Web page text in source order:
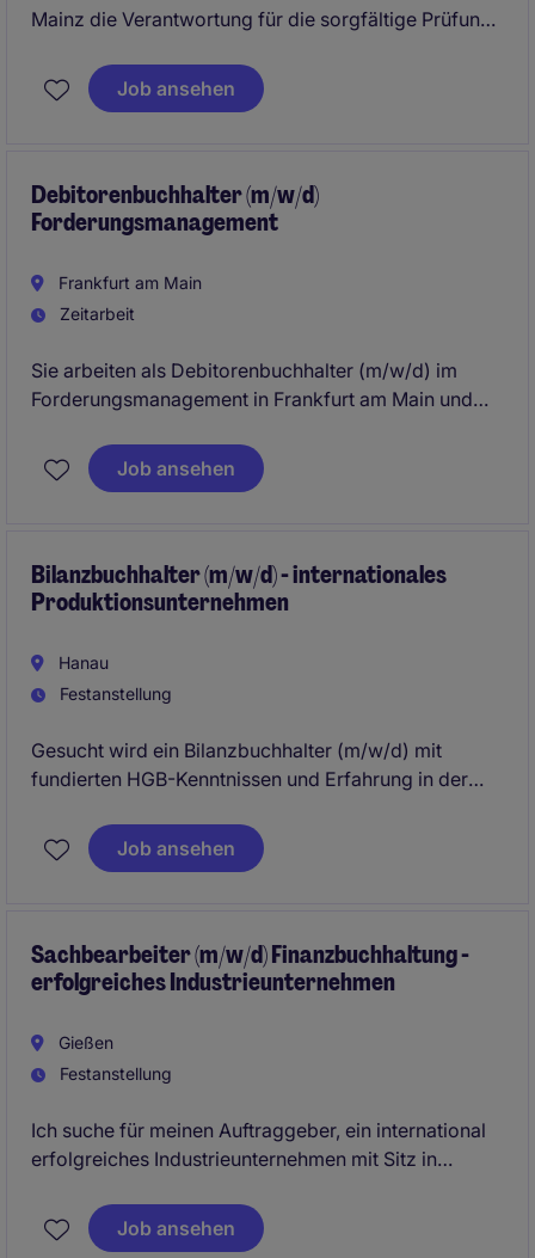
Mainz die Verantwortung für die sorgfältige Prüfung
tragen Sie zur reibungslosen Abwicklung der
Kreditorenbuchhaltung im Bereich Business Services
Job ansehen
Debitorenbuchhalter (m/w/d)
Forderungsmanagement
Frankfurt am Main
Zeitarbeit
Sie arbeiten als Debitorenbuchhalter (m/w/d) im
Forderungsmanagement in Frankfurt am Main und
von Zahlungseingängen. Ihre Aufgabe ist es, die
finanzielle Stabilität des Unternehmens durch ein
Job ansehen
Bilanzbuchhalter (m/w/d) - internationales
Produktionsunternehmen
Hanau
Festanstellung
Gesucht wird ein Bilanzbuchhalter (m/w/d) mit
fundierten HGB-Kenntnissen und Erfahrung in der
geprägten Technologieumfeld langfristig
weiterentwickeln möchte. Ideal für Fachkräfte, die
Job ansehen
Sachbearbeiter (m/w/d) Finanzbuchhaltung -
erfolgreiches Industrieunternehmen
Gießen
Festanstellung
Ich suche für meinen Auftraggeber, ein international
erfolgreiches Industrieunternehmen mit Sitz in
Finanzbuchhaltung (m/w/d). Das Unternehmen steht
für Qualität, Innovation und nachhaltiges Wachstum
Job ansehen